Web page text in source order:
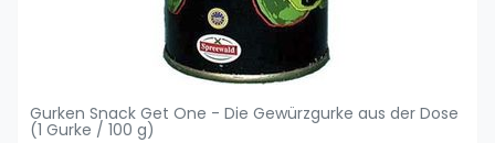
Gurken Snack Get One - Die Gewürzgurke aus der Dose
(1 Gurke / 100 g)